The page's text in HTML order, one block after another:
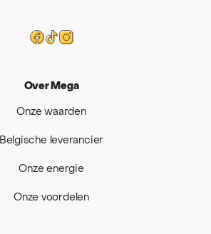
Facebook
Tiktok
Instagram
Over Mega
Onze waarden
Belgische leverancier
Onze energie
Onze voordelen